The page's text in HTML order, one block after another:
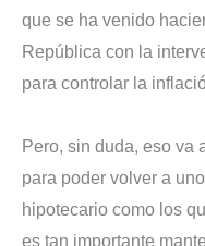
que se ha venido
República con la
para controlar la
Pero, sin duda, eso va
para poder volver a
hipotecario como los
es tan importante